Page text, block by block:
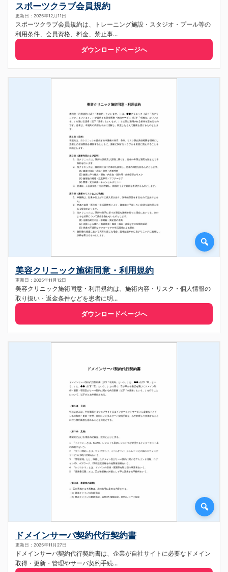
スポーツクラブ会員規約
更新日：2025年12月11日
スポーツクラブ会員規約は、トレーニング施設・スタジオ・プール等の
利用条件、会員資格、料金、禁止事...
ダウンロードページへ
美容クリニック施術同意・利用規約
更新日：2025年11月12日
美容クリニック施術同意・利用規約は、施術内容・リスク・個人情報の
取り扱い・返金条件などを患者に明...
ダウンロードページへ
ドメインサーバ契約代行契約書
更新日：2025年11月27日
ドメインサーバ契約代行契約書は、企業が自社サイトに必要なドメイン
取得・更新・管理やサーバ契約手続...